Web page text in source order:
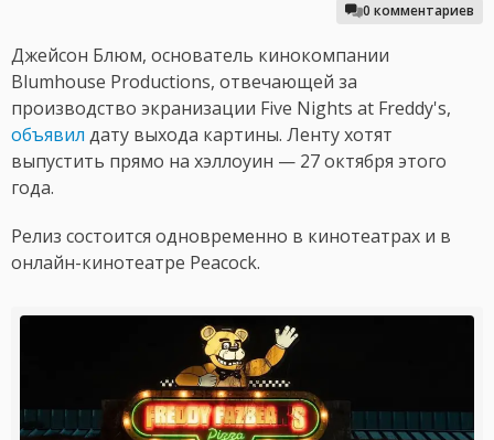
0 комментариев
Джейсон Блюм, основатель кинокомпании
Blumhouse Productions, отвечающей за
производство экранизации Five Nights at Freddy's,
объявил дату выхода картины. Ленту хотят
выпустить прямо на хэллоуин — 27 октября этого
года.
Релиз состоится одновременно в кинотеатрах и в
онлайн-кинотеатре Peacock.